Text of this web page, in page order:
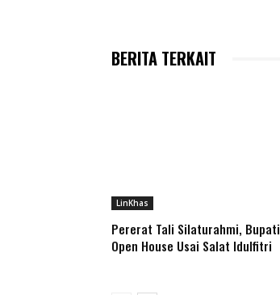
BERITA TERKAIT
LinKhas
Pererat Tali Silaturahmi, Bupati
Open House Usai Salat Idulfitri